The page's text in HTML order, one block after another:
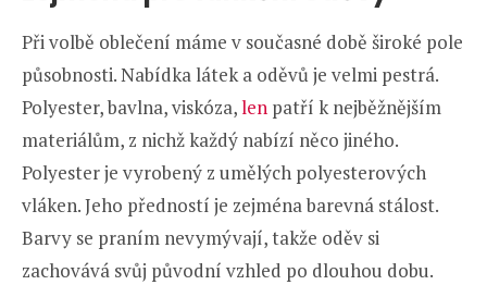
Při volbě oblečení máme v současné době široké pole
působnosti. Nabídka látek a oděvů je velmi pestrá.
Polyester, bavlna, viskóza,len patří k nejběžnějším
materiálům, z nichž každý nabízí něco jiného.
Polyester je vyrobený z umělých polyesterových
vláken. Jeho předností je zejména barevná stálost.
Barvy se praním nevymývají, takže oděv si
zachovává svůj původní vzhled po dlouhou dobu.